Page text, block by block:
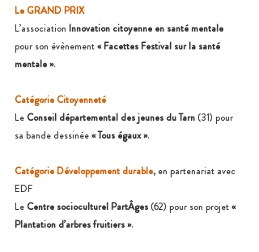
Le GRAND PRIX
L’association Innovation citoyenne en santé mentale
pour son évènement « Facettes Festival sur la santé
mentale ».
Catégorie Citoyenneté
Le Conseil départemental des jeunes du Tarn (31) pour
sa bande dessinée « Tous égaux ».
Catégorie Développement durable, en partenariat avec
EDF
Le Centre socioculturel PartÂges (62) pour son projet «
Plantation d’arbres fruitiers ».